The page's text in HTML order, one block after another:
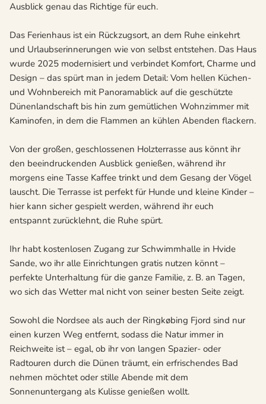
Ausblick genau das Richtige für euch.
Das Ferienhaus ist ein Rückzugsort, an dem Ruhe einkehrt
und Urlaubserinnerungen wie von selbst entstehen. Das Haus
wurde 2025 modernisiert und verbindet Komfort, Charme und
Design – das spürt man in jedem Detail: Vom hellen Küchen-
und Wohnbereich mit Panoramablick auf die geschützte
Dünenlandschaft bis hin zum gemütlichen Wohnzimmer mit
Kaminofen, in dem die Flammen an kühlen Abenden flackern.
Von der großen, geschlossenen Holzterrasse aus könnt ihr
den beeindruckenden Ausblick genießen, während ihr
morgens eine Tasse Kaffee trinkt und dem Gesang der Vögel
lauscht. Die Terrasse ist perfekt für Hunde und kleine Kinder –
hier kann sicher gespielt werden, während ihr euch
entspannt zurücklehnt, die Ruhe spürt.
Ihr habt kostenlosen Zugang zur Schwimmhalle in Hvide
Sande, wo ihr alle Einrichtungen gratis nutzen könnt –
perfekte Unterhaltung für die ganze Familie, z. B. an Tagen,
wo sich das Wetter mal nicht von seiner besten Seite zeigt.
Sowohl die Nordsee als auch der Ringkøbing Fjord sind nur
einen kurzen Weg entfernt, sodass die Natur immer in
Reichweite ist – egal, ob ihr von langen Spazier- oder
Radtouren durch die Dünen träumt, ein erfrischendes Bad
nehmen möchtet oder stille Abende mit dem
Sonnenuntergang als Kulisse genießen wollt.